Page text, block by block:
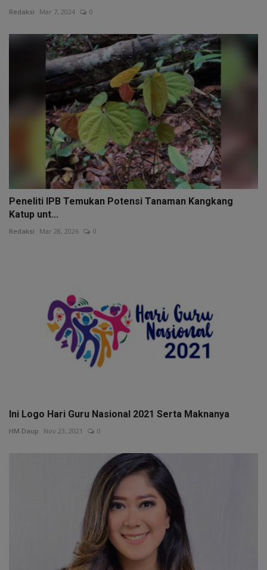
Redaksi Mar 7, 2024 0
Peneliti IPB Temukan Potensi Tanaman Kangkang
Katup unt...
Redaksi Mar 28, 2026 0
Ini Logo Hari Guru Nasional 2021 Serta Maknanya
HM Daup Nov 23, 2021 0